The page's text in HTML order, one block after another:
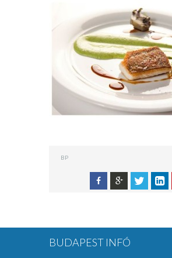
BP
BUDAPEST INFÓ